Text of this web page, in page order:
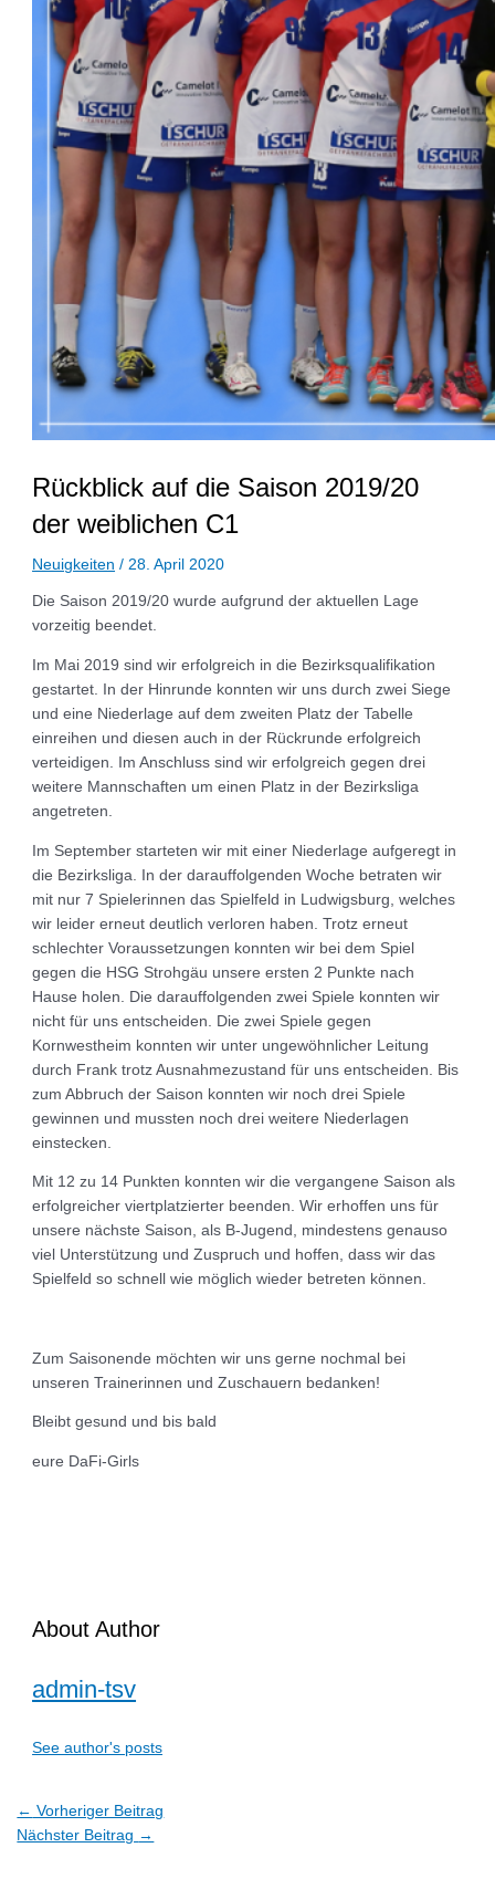
Rückblick auf die Saison 2019/20
der weiblichen C1
Neuigkeiten / 28. April 2020
Die Saison 2019/20 wurde aufgrund der aktuellen Lage
vorzeitig beendet.
Im Mai 2019 sind wir erfolgreich in die Bezirksqualifikation
gestartet. In der Hinrunde konnten wir uns durch zwei Siege
und eine Niederlage auf dem zweiten Platz der Tabelle
einreihen und diesen auch in der Rückrunde erfolgreich
verteidigen. Im Anschluss sind wir erfolgreich gegen drei
weitere Mannschaften um einen Platz in der Bezirksliga
angetreten.
Im September starteten wir mit einer Niederlage aufgeregt in
die Bezirksliga. In der darauffolgenden Woche betraten wir
mit nur 7 Spielerinnen das Spielfeld in Ludwigsburg, welches
wir leider erneut deutlich verloren haben. Trotz erneut
schlechter Voraussetzungen konnten wir bei dem Spiel
gegen die HSG Strohgäu unsere ersten 2 Punkte nach
Hause holen. Die darauffolgenden zwei Spiele konnten wir
nicht für uns entscheiden. Die zwei Spiele gegen
Kornwestheim konnten wir unter ungewöhnlicher Leitung
durch Frank trotz Ausnahmezustand für uns entscheiden. Bis
zum Abbruch der Saison konnten wir noch drei Spiele
gewinnen und mussten noch drei weitere Niederlagen
einstecken.
Mit 12 zu 14 Punkten konnten wir die vergangene Saison als
erfolgreicher viertplatzierter beenden. Wir erhoffen uns für
unsere nächste Saison, als B-Jugend, mindestens genauso
viel Unterstützung und Zuspruch und hoffen, dass wir das
Spielfeld so schnell wie möglich wieder betreten können.
Zum Saisonende möchten wir uns gerne nochmal bei
unseren Trainerinnen und Zuschauern bedanken!
Bleibt gesund und bis bald
eure DaFi-Girls
About Author
admin-tsv
See author's posts
← Vorheriger Beitrag
Nächster Beitrag →